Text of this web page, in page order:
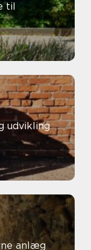
til
udvikling
anlæg